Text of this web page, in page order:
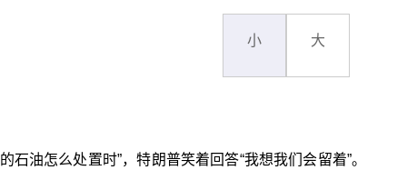
小 大
油怎么处置时”，特朗普笑着回答“我想我们会留着”。